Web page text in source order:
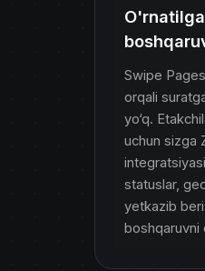
Swipe
orqali
yo‘q.
uchun sizga
statuslar,
yetkazib
boshqaruvni